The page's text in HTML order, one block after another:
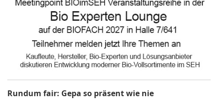
Rundum fair: Gepa so präsent wie nie